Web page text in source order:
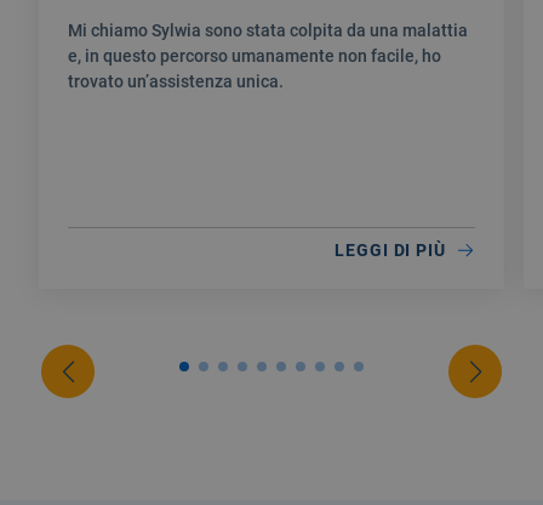
Mi chiamo Sylwia sono stata colpita da una malattia
e, in questo percorso umanamente non facile, ho
trovato un’assistenza unica.
LEGGI DI PIÙ